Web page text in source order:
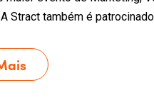
Stract também é